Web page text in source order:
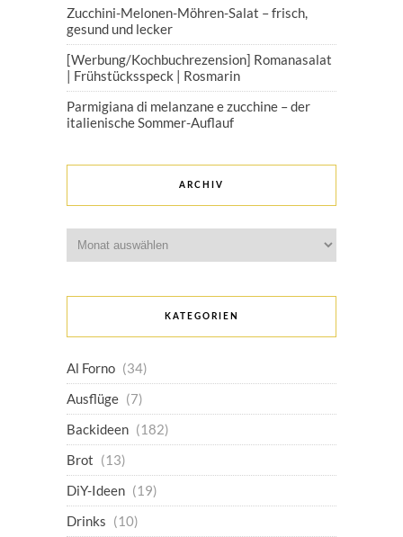
Zucchini-Melonen-Möhren-Salat – frisch,
gesund und lecker
[Werbung/Kochbuchrezension] Romanasalat
| Frühstücksspeck | Rosmarin
Parmigiana di melanzane e zucchine – der
italienische Sommer-Auflauf
ARCHIV
KATEGORIEN
Al Forno (34)
Ausflüge (7)
Backideen (182)
Brot (13)
DiY-Ideen (19)
Drinks (10)